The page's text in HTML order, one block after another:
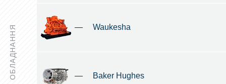
ОБЛАДНАННЯ — Waukesha
— Baker Hughes